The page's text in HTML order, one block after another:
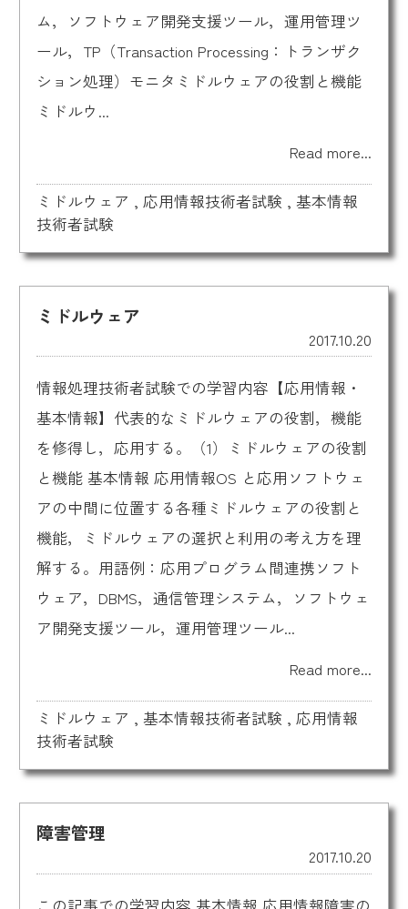
ム，ソフトウェア開発支援ツール，運用管理ツ
ール，TP（Transaction Processing：トランザク
ション処理）モニタミドルウェアの役割と機能
ミドルウ...
Read more...
ミドルウェア , 応用情報技術者試験 , 基本情報
技術者試験
ミドルウェア
2017.10.20
情報処理技術者試験での学習内容【応用情報・
基本情報】代表的なミドルウェアの役割，機能
を修得し，応用する。（1）ミドルウェアの役割
と機能 基本情報 応用情報OS と応用ソフトウェ
アの中間に位置する各種ミドルウェアの役割と
機能，ミドルウェアの選択と利用の考え方を理
解する。用語例：応用プログラム間連携ソフト
ウェア，DBMS，通信管理システム，ソフトウェ
ア開発支援ツール，運用管理ツール...
Read more...
ミドルウェア , 基本情報技術者試験 , 応用情報
技術者試験
障害管理
2017.10.20